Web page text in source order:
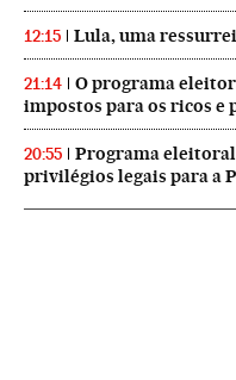
12:15 Lula, uma
21:14
O programa
impostos para os ricos e
20:55
Programa
privilégios legais para a